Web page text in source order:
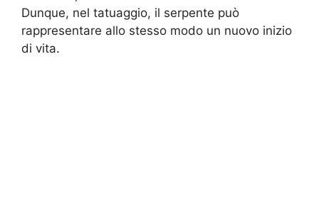
Dunque, nel tatuaggio, il serpente può
rappresentare allo stesso modo un nuovo inizio
di vita.